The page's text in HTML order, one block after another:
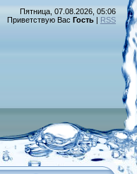
Пятница, 07.08.2026, 05:06
Приветствую Вас Гость | RSS